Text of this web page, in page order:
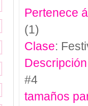
Pertenece
(1)
Clase:
Descripción
#4
tamaños